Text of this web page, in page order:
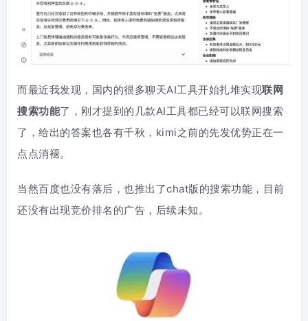
而最近我发现，国内的很多聊天AI工具开始扎堆实现联网
搜索功能了，刚才提到的几款AI工具都已经可以联网搜索
了，给出的答案也各有千秋，kimi之前的先发优势正在一
点点消褪。
当然百度也没有落后，也推出了chat版的搜索功能，目前
还没有出现竞价排名的广告，后续未知。